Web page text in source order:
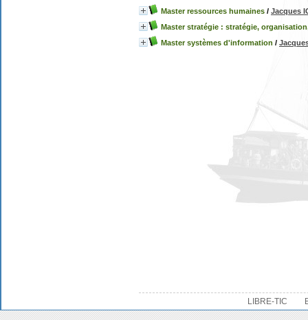
Master ressources humaines / Jacques
Master stratégie : stratégie,
Master systèmes d'information /
LIBRE-TIC